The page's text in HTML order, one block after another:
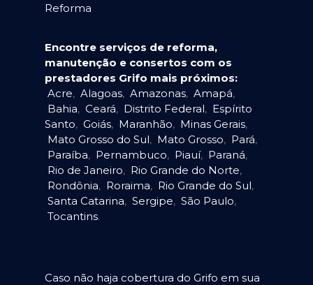
Reforma
Encontre serviços de reforma,
manutenção e consertos com os
prestadores Grifo mais próximos:
Acre, Alagoas, Amazonas, Amapá,
Bahia, Ceará, Distrito Federal, Espírito
Santo, Goiás, Maranhão, Minas Gerais,
Mato Grosso do Sul, Mato Grosso, Pará,
Paraíba, Pernambuco, Piauí, Paraná,
Rio de Janeiro, Rio Grande do Norte,
Rondônia, Roraima, Rio Grande do Sul,
Santa Catarina, Sergipe, São Paulo,
Tocantins.
Caso não haja cobertura do Grifo em sua